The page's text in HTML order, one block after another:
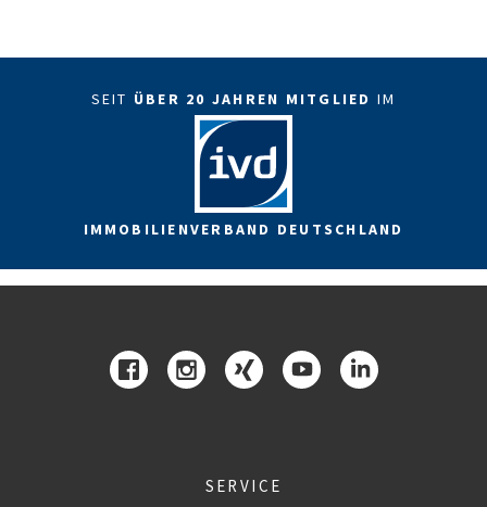
SEIT ÜBER 20 JAHREN MITGLIED IM
IMMOBILIENVERBAND DEUTSCHLAND
SERVICE